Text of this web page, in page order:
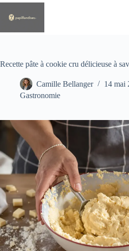
Passer
contenu
Recette pâte à cookie cru délicieuse à
Camille Bellanger
14 mai
Gastronomie